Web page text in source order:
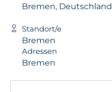
Bremen, Deutschland
Standort/e
Bremen
Adressen
Bremen